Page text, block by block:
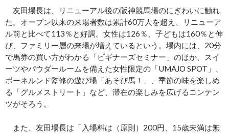
友田場長は、リニューアル後の阪神競馬場のにぎわいに触れ
た。オープン以来の来場者数は累計60万人を超え、リニューア
ル前と比べて113％と好調。女性は126％、子どもは160％と伸
び、ファミリー層の来場が増えているという。場内には、20分
で馬券の買い方がわかる「ビギナーズセミナー」のほか、スイ
ーツやパウダールームを備えた女性限定の「UMAJO SPOT」、
ボーネルンド監修の遊び場「あそび馬！」、季節の味を楽しめ
る「グルメストリート」など、滞在の楽しみを広げるコンテン
ツがそろう。
また、友田場長は「入場料は（原則）200円、15歳未満は無